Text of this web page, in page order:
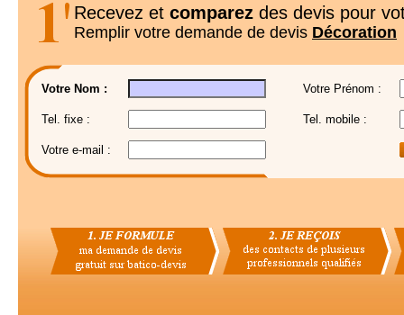
Recevez et comparez des devis pour
Remplir votre demande de devis Décoration
Votre Nom : Votre Prénom :
Tel. fixe : Tel. mobile :
Votre e-mail :